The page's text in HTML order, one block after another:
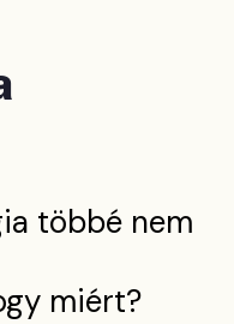
többé nem
miért?